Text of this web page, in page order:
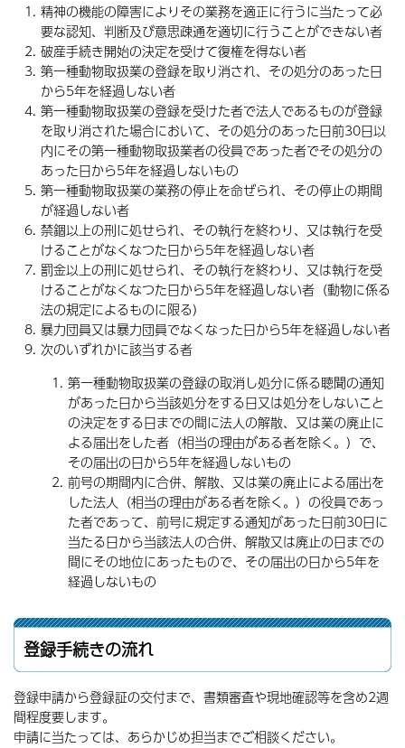
精神の機能の障害によりその業務を適正に行うに当たって必
要な認知、判断及び意思疎通を適切に行うことができない者
破産手続き開始の決定を受けて復権を得ない者
第一種動物取扱業の登録を取り消され、その処分のあった日
から5年を経過しない者
第一種動物取扱業の登録を受けた者で法人であるものが登録
を取り消された場合において、その処分のあった日前30日以
内にその第一種動物取扱業者の役員であった者でその処分の
あった日から5年を経過しないもの
第一種動物取扱業の業務の停止を命ぜられ、その停止の期間
が経過しない者
禁錮以上の刑に処せられ、その執行を終わり、又は執行を受
けることがなくなつた日から5年を経過しない者
罰金以上の刑に処せられ、その執行を終わり、又は執行を受
けることがなくなつた日から5年を経過しない者（動物に係る
法の規定によるものに限る）
暴力団員又は暴力団員でなくなった日から5年を経過しない者
次のいずれかに該当する者
第一種動物取扱業の登録の取消し処分に係る聴聞の通知
があった日から当該処分をする日又は処分をしないこと
の決定をする日までの間に法人の解散、又は業の廃止に
よる届出をした者（相当の理由がある者を除く。）で、
その届出の日から5年を経過しないもの
前号の期間内に合併、解散、又は業の廃止による届出を
した法人（相当の理由がある者を除く。）の役員であっ
た者であって、前号に規定する通知があった日前30日に
当たる日から当該法人の合併、解散又は廃止の日までの
間にその地位にあったもので、その届出の日から5年を
経過しないもの
登録手続きの流れ
登録申請から登録証の交付まで、書類審査や現地確認等を含め2週
間程度要します。
申請に当たっては、あらかじめ担当までご相談ください。